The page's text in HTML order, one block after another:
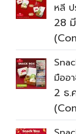
หลี
28
มืออ
2 ธ.